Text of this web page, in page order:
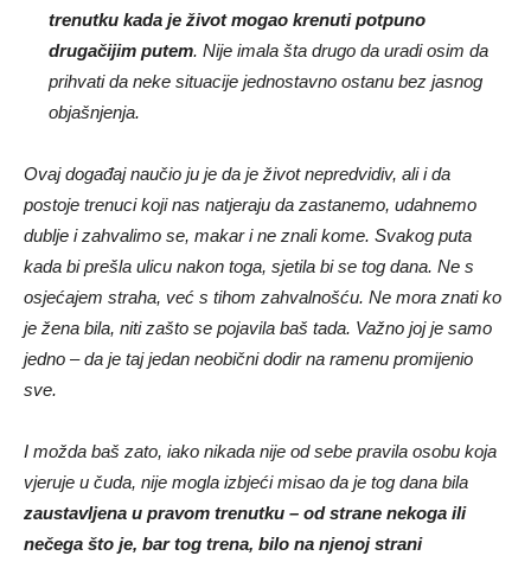
trenutku kada je život mogao krenuti potpuno
drugačijim putem. Nije imala šta drugo da uradi osim da
prihvati da neke situacije jednostavno ostanu bez jasnog
objašnjenja.
Ovaj događaj naučio ju je da je život nepredvidiv, ali i da
postoje trenuci koji nas natjeraju da zastanemo, udahnemo
dublje i zahvalimo se, makar i ne znali kome. Svakog puta
kada bi prešla ulicu nakon toga, sjetila bi se tog dana. Ne s
osjećajem straha, već s tihom zahvalnošću. Ne mora znati ko
je žena bila, niti zašto se pojavila baš tada. Važno joj je samo
jedno – da je taj jedan neobični dodir na ramenu promijenio
sve.
I možda baš zato, iako nikada nije od sebe pravila osobu koja
vjeruje u čuda, nije mogla izbjeći misao da je tog dana bila
zaustavljena u pravom trenutku – od strane nekoga ili
nečega što je, bar tog trena, bilo na njenoj strani